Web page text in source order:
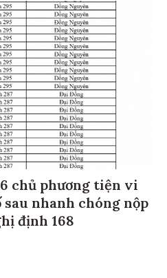
chủ phương tiện vi
sau nhanh chóng nộp
định 168